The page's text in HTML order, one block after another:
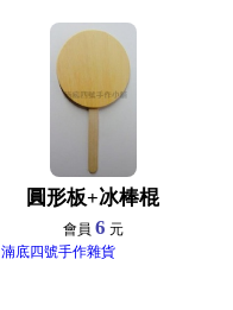
圓形板+冰棒棍
會員 6 元
湳底四號手作雜貨